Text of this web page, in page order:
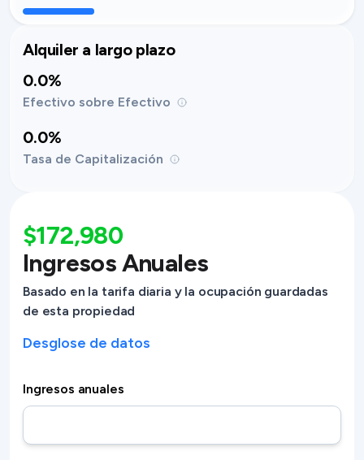
Alquiler a largo plazo
0.0%
Efectivo sobre Efectivo
0.0%
Tasa de Capitalización
Ingresos anuales
$172,980
Ingresos Anuales
Basado en la tarifa diaria y la ocupación guardadas
de esta propiedad
Desglose de datos